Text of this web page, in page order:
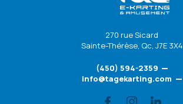
270 rue Sicard
Sainte-Thérèse, Qc, J7E 3X4
(450) 594-2359
info@tagekarting.com